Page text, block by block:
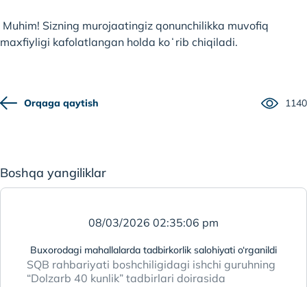
Muhim! Sizning murojaatingiz qonunchilikka muvofiq
maxfiyligi kafolatlangan holda koʻrib chiqiladi.
Orqaga qaytish 1140
Boshqa yangiliklar
08/03/2026 02:35:06 pm
Buxorodagi mahallalarda tadbirkorlik salohiyati o‘rganildi
SQB rahbariyati boshchiligidagi ishchi guruhning
“Dolzarb 40 kunlik” tadbirlari doirasida